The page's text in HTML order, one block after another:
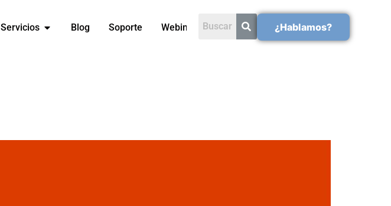
Servicios Blog Soporte Webinars ¿Hablamos?